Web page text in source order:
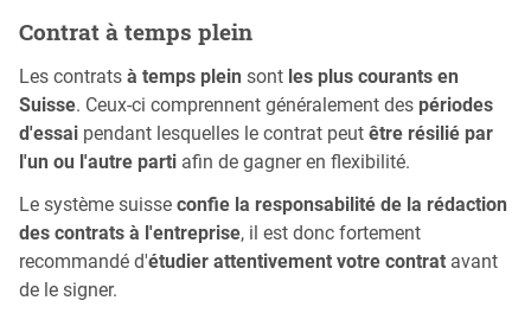
Contrat à temps plein
Les contrats à temps plein sont les plus courants en
Suisse. Ceux-ci comprennent généralement des périodes
d'essai pendant lesquelles le contrat peut être résilié par
l'un ou l'autre parti afin de gagner en flexibilité.
Le système suisse confie la responsabilité de la rédaction
des contrats à l'entreprise, il est donc fortement
recommandé d'étudier attentivement votre contrat avant
de le signer.